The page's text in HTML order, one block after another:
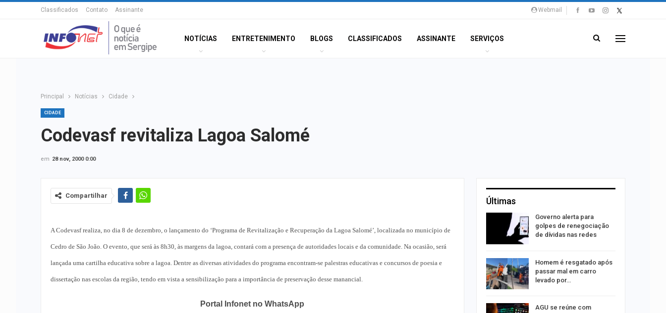
Webmail
Classificados Contato Assinante
NOTÍCIAS ENTRETENIMENTO BLOGS CLASSIFICADOS ASSINANTE SERVIÇOS
Principal Notícias Cidade
CIDADE
Codevasf revitaliza Lagoa Salomé
em 28 nov, 2000 0:00
Compartilhar
A Codevasf realiza, no dia 8 de dezembro, o lançamento do ‘Programa de Revitalização e Recuperação da Lagoa Salomé’, localizada no município de
Cedro de São João. O evento, que será às 8h30, às margens da lagoa, contará com a presença de autoridades locais e da comunidade. Na ocasião, será
lançada uma cartilha educativa sobre a lagoa. Dentre as diversas atividades do programa encontram-se palestras educativas e concursos de poesia e
dissertação nas escolas da região, tendo em vista a sensibilização para a importância de preservação desse manancial.
Portal Infonet no WhatsApp
Últimas
entre carro e ônibus em…
Aracaju recebe
Governo alerta para
golpes de renegociação
de dívidas nas redes
Homem é resgatado após
passar mal em carro
levado por…
AGU se reúne com